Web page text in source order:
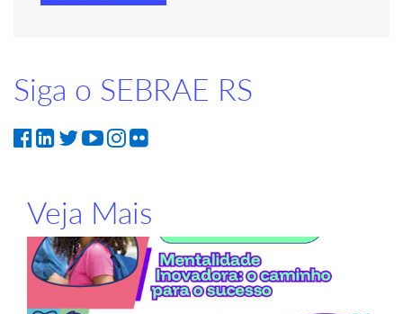
Siga o SEBRAE RS
Veja Mais